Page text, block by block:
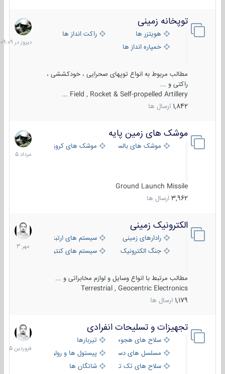
توپخانه زمینی
هویتزر ها
راکت انداز ها
خمپاره انداز ها
مطالب مربوط به انواع توپهای صحرایی ، خودکششی ،
راکتی و ...
Field , Rocket & Self-propelled Artillery ...
1,842 ارسال ها
دیروز
در
09:09
موشک های زمین پایه
موشک های بالستیک موشک های کروز
Ground Launch Missile
3,962 ارسال ها
2
مرداد
1405
الکترونیک زمینی
رادارهای زمینی
سیستم های ارتباطی و جمع آوری
جنگ الکترونیک
سیستم های کنترل آتش و تجهیزات
مطالب مرتبط با انواع وسایل و لوازم مخابراتی و ...
Terrestrial , Geocentric Electronics
1,179 ارسال ها
1
مهر
1403
تجهیزات و تسلیحات انفرادی
سلاح های هجومی
تیربارها
مسلسل های دستی
پیستول ها و رولورها
سلاح های تک تیر اندازیشاتگان ها
17
فروردین
1405